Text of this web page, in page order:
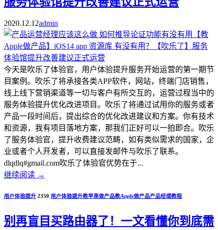
2020.12.12admin
今天是吹乐了体验官，用户体验提升服务开始运营的第一期节
目案例。吹乐了将承接各类APP软件，网站，终端门店销售，
线上线下营销渠道等一切与客户有所交互的，运营过程当中的
服务体验提升优化改进项目。吹乐了将通过试用你的服务或者
产品一段时间后，提出综合的优化改进建议和方案。你有技术
和资源，我有项目落地方案，那我们正好可以一拍即合。吹乐
了服务体验官，提升收费建议范畴，如有类似需求的国家，企
业或者个人开发者，可以直接发邮件与吹乐了联系。
dlqdlq#gmail.com吹乐了体验官优势在于...
继续阅读 →
用户体验提升 2350 用户体验提升教苹果做产品教Apple做产品产品经理教程
别再盲目买路由器了！一文看懂你到底需